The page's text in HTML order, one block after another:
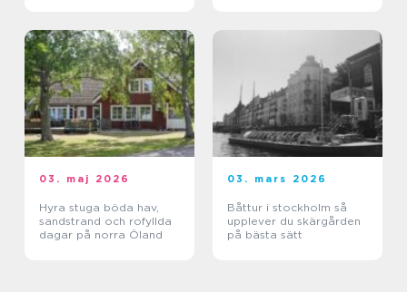
03. maj 2026
Hyra stuga böda hav,
sandstrand och rofyllda
dagar på norra Öland
03. mars 2026
Båttur i stockholm så
upplever du skärgården
på bästa sätt